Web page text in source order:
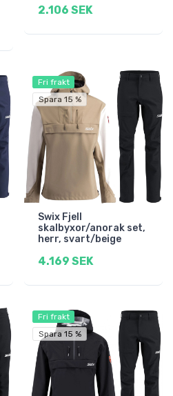
2.106 SEK
Fri frakt
Spara 15 %
Swix Fjell
skalbyxor/anorak set,
herr, svart/beige
4.169 SEK
Fri frakt
Spara 15 %